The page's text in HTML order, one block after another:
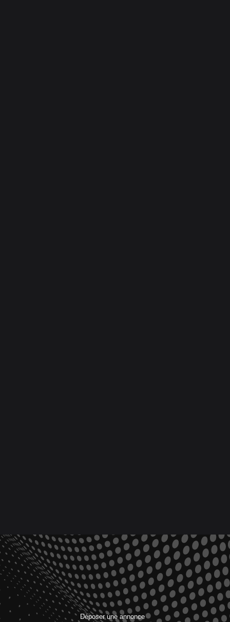
Déposer une annonce